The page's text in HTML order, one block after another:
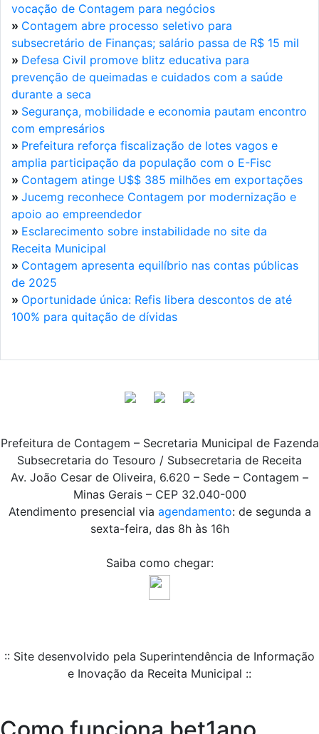
vocação de Contagem para negócios
» Contagem abre processo seletivo para
subsecretário de Finanças; salário passa de R$ 15 mil
» Defesa Civil promove blitz educativa para
prevenção de queimadas e cuidados com a saúde
durante a seca
» Segurança, mobilidade e economia pautam encontro
com empresários
» Prefeitura reforça fiscalização de lotes vagos e
amplia participação da população com o E-Fisc
» Contagem atinge U$$ 385 milhões em exportações
» Jucemg reconhece Contagem por modernização e
apoio ao empreendedor
» Esclarecimento sobre instabilidade no site da
Receita Municipal
» Contagem apresenta equilíbrio nas contas públicas
de 2025
» Oportunidade única: Refis libera descontos de até
100% para quitação de dívidas
Prefeitura de Contagem – Secretaria Municipal de Fazenda
Subsecretaria do Tesouro / Subsecretaria de Receita
Av. João Cesar de Oliveira, 6.620 – Sede – Contagem –
Minas Gerais – CEP 32.040-000
Atendimento presencial via agendamento: de segunda a
sexta-feira, das 8h às 16h
Saiba como chegar:
:: Site desenvolvido pela Superintendência de Informação
e Inovação da Receita Municipal ::